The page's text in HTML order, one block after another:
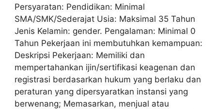
Persyaratan: Pendidikan: Minimal
SMA/SMK/Sederajat Usia: Maksimal 35 Tahun
Jenis Kelamin: gender. Pengalaman: Minimal 0
Tahun Pekerjaan ini membutuhkan kemampuan:
Deskripsi Pekerjaan: Memiliki dan
mempertahankan ijin/sertifikasi keagenan dan
registrasi berdasarkan hukum yang berlaku dan
peraturan yang dipersyaratkan instansi yang
berwenang; Memasarkan, menjual atau